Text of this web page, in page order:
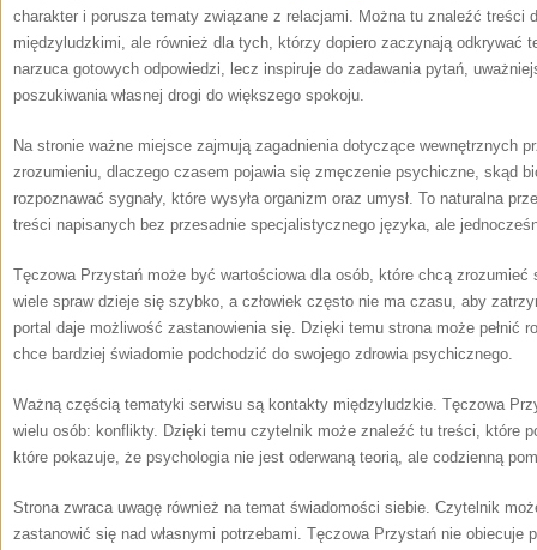
charakter i porusza tematy związane z relacjami. Można tu znaleźć treści
międzyludzkimi, ale również dla tych, którzy dopiero zaczynają odkrywać
narzuca gotowych odpowiedzi, lecz inspiruje do zadawania pytań,
poszukiwania własnej drogi do większego spokoju.
Na stronie ważne miejsce zajmują zagadnienia dotyczące wewnętrznych
zrozumieniu, dlaczego czasem pojawia się zmęczenie psychiczne, skąd
rozpoznawać sygnały, które wysyła organizm oraz umysł. To naturalna
treści napisanych bez przesadnie specjalistycznego języka, ale
Tęczowa Przystań może być wartościowa dla osób, które chcą
wiele spraw dzieje się szybko, a człowiek często nie ma czasu, aby
portal daje możliwość zastanowienia się. Dzięki temu strona może pełnić
chce bardziej świadomie podchodzić do swojego zdrowia psychicznego.
Ważną częścią tematyki serwisu są kontakty międzyludzkie. Tęczowa
wielu osób: konflikty. Dzięki temu czytelnik może znaleźć tu treści, które
które pokazuje, że psychologia nie jest oderwaną teorią, ale codzienną
Strona zwraca uwagę również na temat świadomości siebie. Czytelnik
zastanowić się nad własnymi potrzebami. Tęczowa Przystań nie obiecuje